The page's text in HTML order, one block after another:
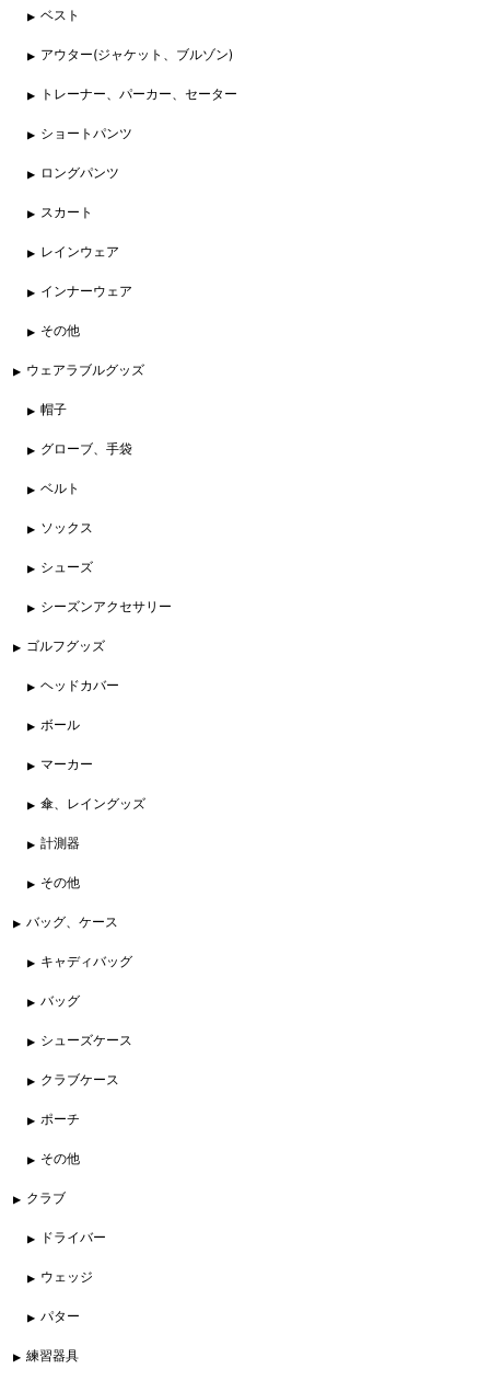
ベスト
アウター(ジャケット、ブルゾン)
トレーナー、パーカー、セーター
ショートパンツ
ロングパンツ
スカート
レインウェア
インナーウェア
その他
ウェアラブルグッズ
帽子
グローブ、手袋
ベルト
ソックス
シューズ
シーズンアクセサリー
ゴルフグッズ
ヘッドカバー
ボール
マーカー
傘、レイングッズ
計測器
その他
バッグ、ケース
キャディバッグ
バッグ
シューズケース
クラブケース
ポーチ
その他
クラブ
ドライバー
ウェッジ
パター
練習器具